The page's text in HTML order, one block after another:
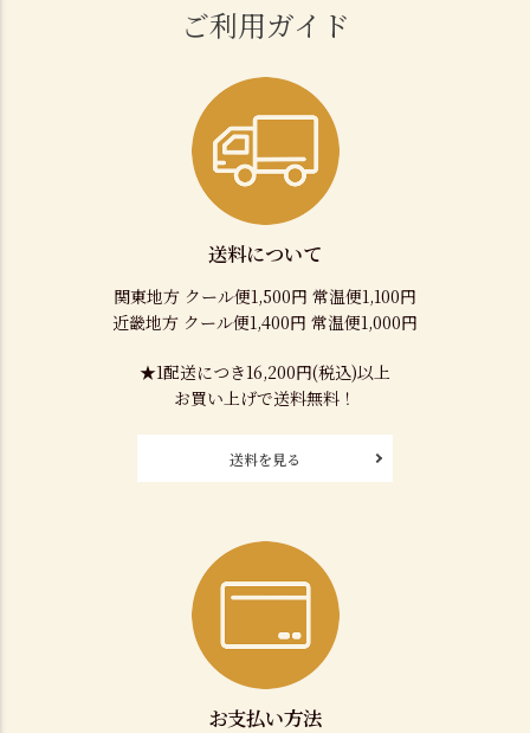
ご利用ガイド
送料について
関東地方 クール便1,500円 常温便1,100円
近畿地方 クール便1,400円 常温便1,000円
★1配送につき16,200円(税込)以上
お買い上げで送料無料！
送料を見る
お支払い方法